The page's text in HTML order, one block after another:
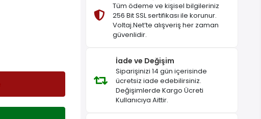
Tüm ödeme ve kişisel bilgileriniz
256 Bit SSL sertifikası ile korunur.
Voltaj.Net’te alışveriş her zaman
güvenlidir.
İade ve Değişim
Siparişinizi 14 gün içerisinde
ücretsiz iade edebilirsiniz.
Değişimlerde Kargo Ücreti
Kullanıcıya Aittir.